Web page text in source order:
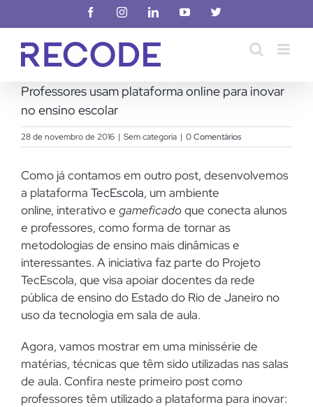
para
conteúdo
FacebookInstagramLinkedInYouTubeX
Professores usam plataforma online para inovar
no ensino escolar
28 de novembro de 2016 | Sem categoria | 0 Comentários
Como já contamos em outro post, desenvolvemos
a plataforma TecEscola, um ambiente
online, interativo e gameficadoque conecta alunos
e professores, como forma de tornar as
metodologias de ensino mais dinâmicas e
interessantes. A iniciativa faz parte do Projeto
TecEscola, que visa apoiar docentes da rede
pública de ensino do Estado do Rio de Janeiro no
uso da tecnologia em sala de aula.
Agora, vamos mostrar em uma minissérie de
matérias, técnicas que têm sido utilizadas nas salas
de aula. Confira neste primeiro post como
professores têm utilizado a plataforma para inovar: